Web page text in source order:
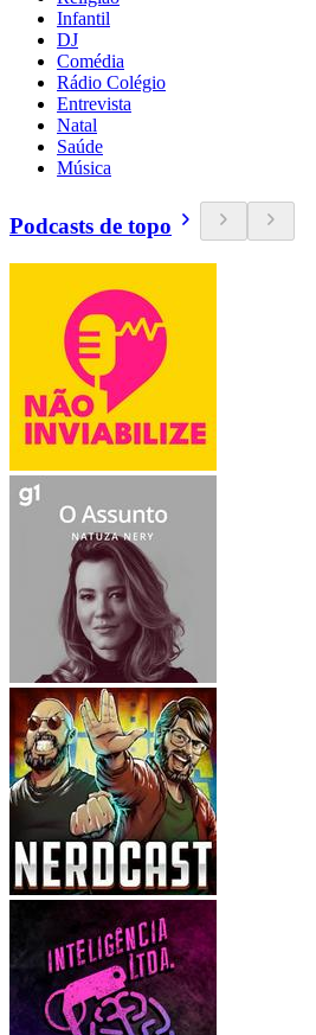
Infantil
DJ
Comédia
Rádio Colégio
Entrevista
Natal
Saúde
Música
Podcasts de topo